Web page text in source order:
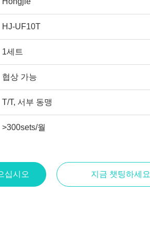
HJ-UF10T
1세트
협상 가능
T/T, 서부 동맹
>300sets/월
십시오 지금 챗팅하세요